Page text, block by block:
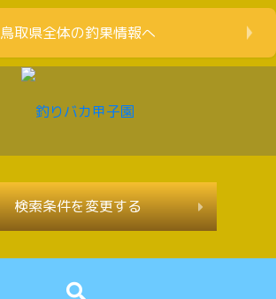
鳥取県全体の釣果情報へ
検索条件を変更する